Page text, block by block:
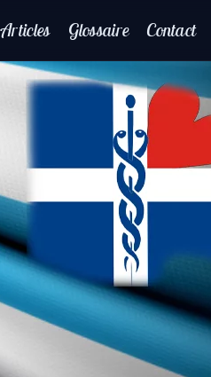
Articles Glossaire Contact